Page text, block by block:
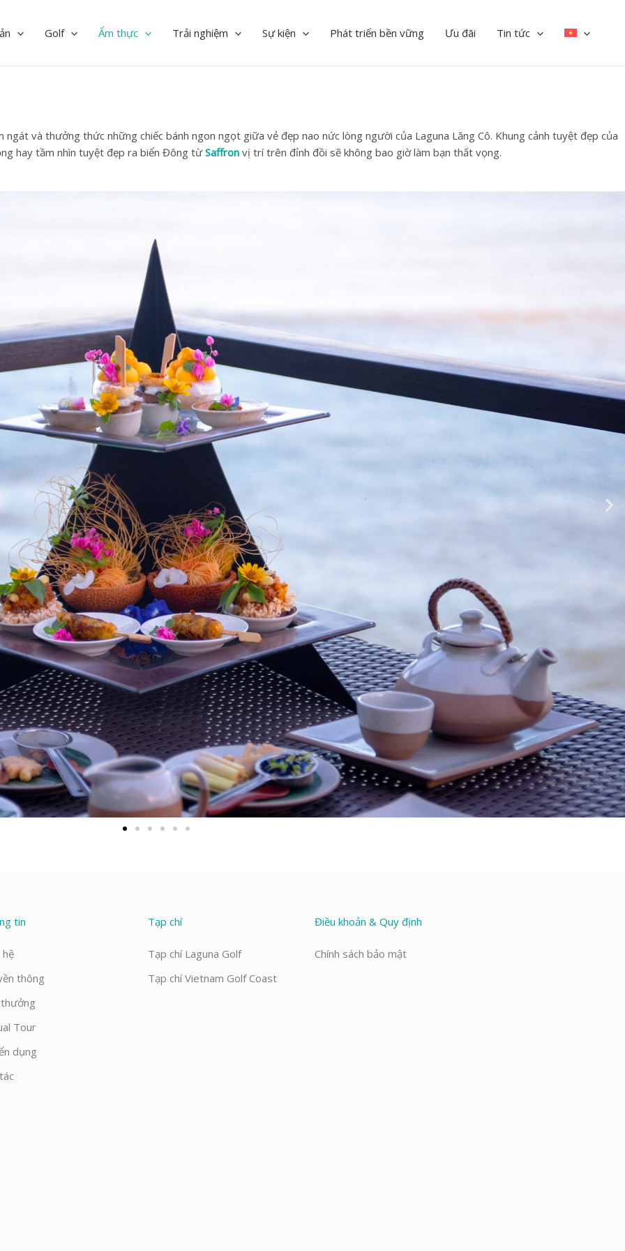
Golf Ẩm thực Trải nghiệm Sự kiện Phát triển bền vững Ưu đãi Tin tức
và thưởng thức những chiếc bánh ngon ngọt giữa vẻ đẹp nao nức lòng người của Laguna Lăng Cô. Khung cảnh tuyệt đẹp của
hay tầm nhìn tuyệt đẹp ra biển Đông từSaffron vị trí trên đỉnh đồi sẽ không bao giờ làm bạn thất vọng.
tin
hệ
thông
Tour
dụng
Tạp chí
Tạp chí Laguna Golf
Tạp chí Vietnam Golf Coast
Điều khoản & Quy định
Chính sách bảo mật